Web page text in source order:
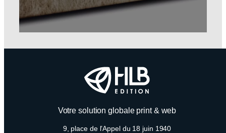
Votre solution globale print & web
9, place de l’Appel du 18 juin 1940